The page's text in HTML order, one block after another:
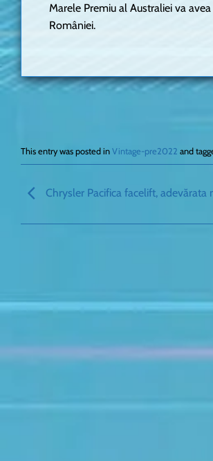
Marele Premiu al Australiei va
României.
This entry was posted in Vintage-pre2022 and
Chrysler Pacifica facelift, adevărata